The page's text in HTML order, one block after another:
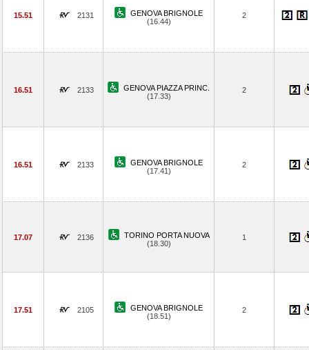
15.51 2131
GENOVA BRIGNOLE
(16.44)
2
16.51 2133
GENOVA PIAZZA PRINC.
(17.33)
2
16.51 2133
GENOVA BRIGNOLE
(17.41)
2
17.07 2136
TORINO PORTA NUOVA
(18.30)
1
17.51 2105
GENOVA BRIGNOLE
(18.51)
2